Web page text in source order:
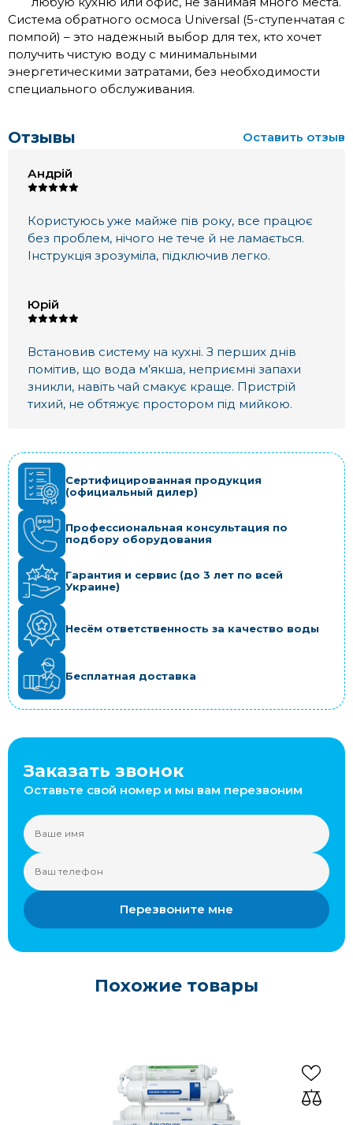
Система обратного осмоса Universal (5-ступенчатая с
помпой) – это надежный выбор для тех, кто хочет
получить чистую воду с минимальными
энергетическими затратами, без необходимости
специального обслуживания.
Отзывы Оставить отзыв
Андрій
Користуюсь уже майже пів року, все працює
без проблем, нічого не тече й не ламається.
Інструкція зрозуміла, підключив легко.
Юрій
Встановив систему на кухні. З перших днів
помітив, що вода м’якша, неприємні запахи
зникли, навіть чай смакує краще. Пристрій
тихий, не обтяжує простором під мийкою.
Сертифицированная продукция
(официальный дилер)
Профессиональная консультация по
подбору оборудования
Гарантия и сервис (до 3 лет по всей
Украине)
Несём ответственность за качество воды
Бесплатная доставка
Заказать звонок
Оставьте свой номер и мы вам перезвоним
Перезвоните мне
Похожие товары